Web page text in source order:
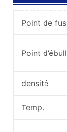
Point de
Point
densité
Temp.